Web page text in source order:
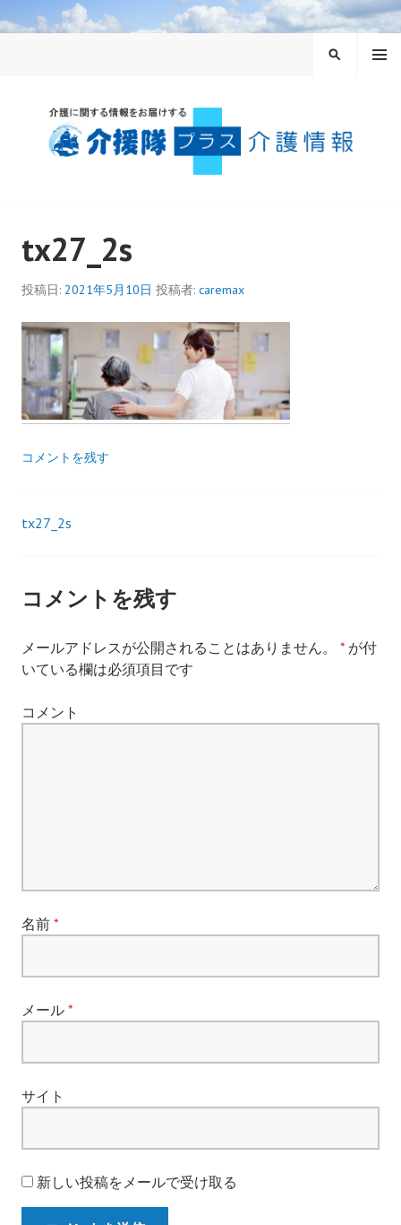
ン
ー
検
tx27_2s
投稿日: 2021年5月10日 投稿者: caremax
コメントを残す
投
ナ
ビ
ゲ
tx27_2s
コメントを残す
メールアドレスが公開されることはありません。 * が付
いている欄は必須項目です
コメント
名前 *
メール *
サイト
新しい投稿をメールで受け取る